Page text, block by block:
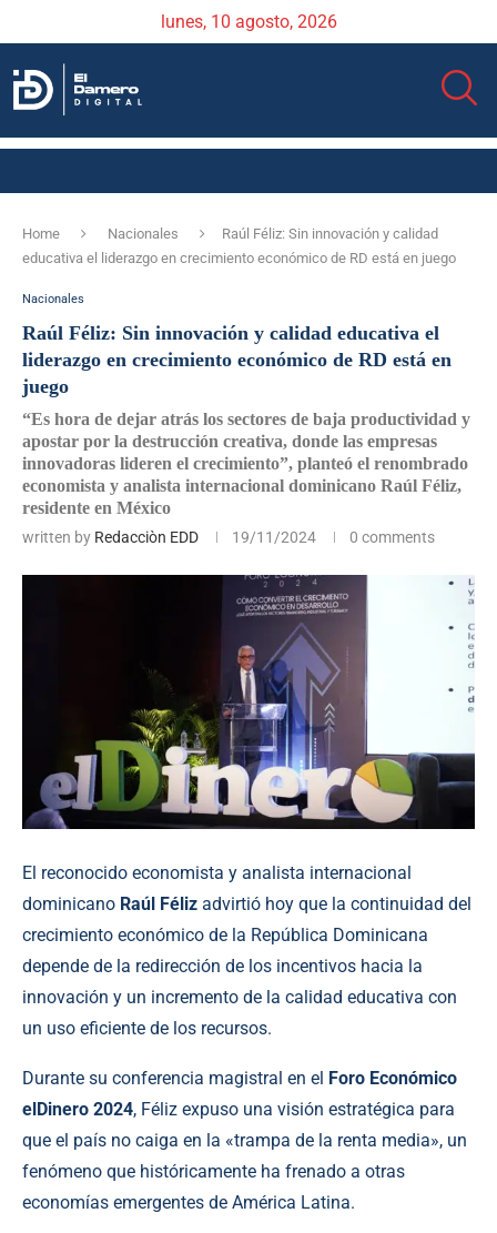
lunes, 10 agosto, 2026
Home Nacionales
Raúl Féliz: Sin innovación y calidad
educativa el liderazgo en crecimiento económico de RD está en juego
Nacionales
Raúl Féliz: Sin innovación y calidad educativa el
liderazgo en crecimiento económico de RD está en
juego
“Es hora de dejar atrás los sectores de baja productividad y
apostar por la destrucción creativa, donde las empresas
innovadoras lideren el crecimiento”, planteó el renombrado
economista y analista internacional dominicano Raúl Féliz,
residente en México
written by Redacciòn EDD 19/11/2024 0 comments
El reconocido economista y analista internacional
dominicano Raúl Féliz advirtió hoy que la continuidad del
crecimiento económico de la República Dominicana
depende de la redirección de los incentivos hacia la
innovación y un incremento de la calidad educativa con
un uso eficiente de los recursos.
Durante su conferencia magistral en el Foro Económico
elDinero 2024, Féliz expuso una visión estratégica para
que el país no caiga en la «trampa de la renta media», un
fenómeno que históricamente ha frenado a otras
economías emergentes de América Latina.